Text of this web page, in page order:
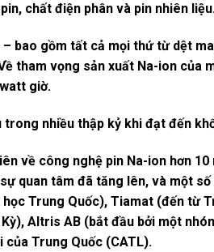
chất điện phân và pin nhiên
bao gồm tất cả mọi thứ từ dệt
tham vọng sản xuất Na-ion của
giờ.
nhiều thập kỷ khi đạt đến
về công nghệ pin Na-ion hơn
quan tâm đã tăng lên, và một
học Trung Quốc), Tiamat (đến từ
Altris AB (bắt đầu bởi một
Trung Quốc (CATL).